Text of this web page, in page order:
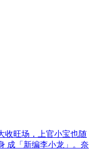
收旺场，上官小宝也随
成「新编李小龙」。奈